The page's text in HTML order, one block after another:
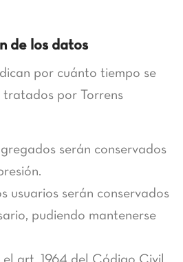
de los datos
por cuánto tiempo se
tratados por Torrens
serán conservados
usuarios serán conservados
pudiendo mantenerse